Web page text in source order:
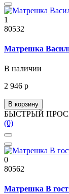
1
80532
Матрешка
В наличии
2 946 р
В корзину
БЫСТРЫЙ
(0)
0
80562
Матрешка В